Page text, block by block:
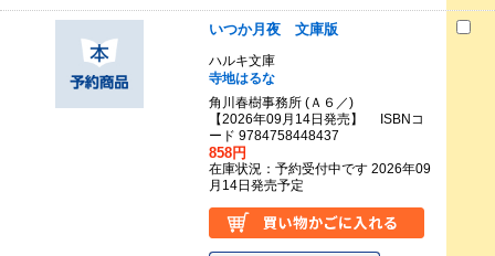
いつか月夜 文庫版
ハルキ文庫
寺地はるな
角川春樹事務所 (Ａ６／)
【2026年09月14日発売】 ISBNコ
ード 9784758448437
858円
在庫状況：予約受付中です 2026年09
月14日発売予定